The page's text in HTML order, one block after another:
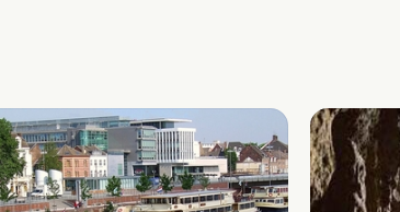
Kindern
5-Sterne-
Campingplätze
Ladestationen für
Elektroautos
Stadt/des
Parken beim
Zelt/
Stadtcamping